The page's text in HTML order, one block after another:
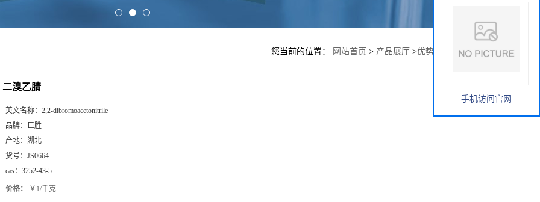
您当前的位置： 网站首页 > 产品展厅 >优势品种 二溴乙腈
二溴乙腈
英文名称： 2,2-dibromoacetonitrile
品牌：
巨胜
产地： 湖北
货号： JS0664
cas： 3252-43-5
价格： ￥1/千克
手机访问官网